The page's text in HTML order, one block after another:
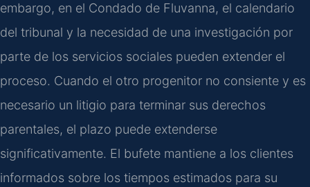
embargo, en el Condado de Fluvanna, el calendario
del tribunal y la necesidad de una investigación por
parte de los servicios sociales pueden extender el
proceso. Cuando el otro progenitor no consiente y es
necesario un litigio para terminar sus derechos
parentales, el plazo puede extenderse
significativamente. El bufete mantiene a los clientes
informados sobre los tiempos estimados para su